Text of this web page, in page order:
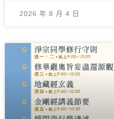
2026 年 8 月 4 日